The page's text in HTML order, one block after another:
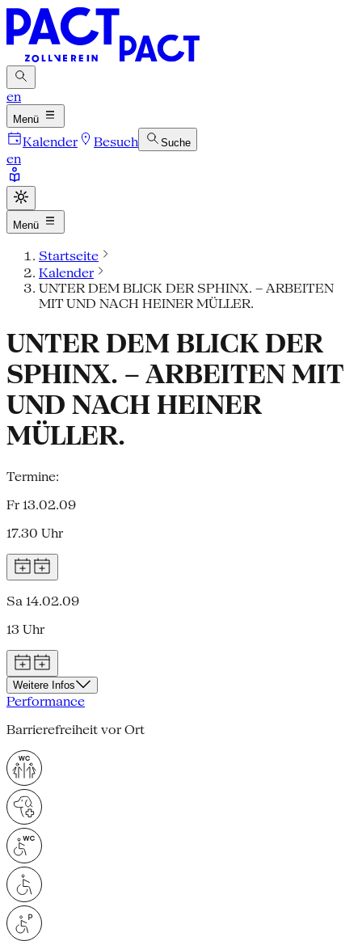
en
Menü
Kalender Besuch Suche
en
Menü
Startseite
Kalender
UNTER DEM BLICK DER SPHINX. – ARBEITEN
MIT UND NACH HEINER MÜLLER.
UNTER DEM BLICK DER
SPHINX. – ARBEITEN MIT
UND NACH HEINER
MÜLLER.
Termine:
Fr 13.02.09
17.30 Uhr
Sa 14.02.09
13 Uhr
Weitere Infos
Performance
Barrierefreiheit vor Ort